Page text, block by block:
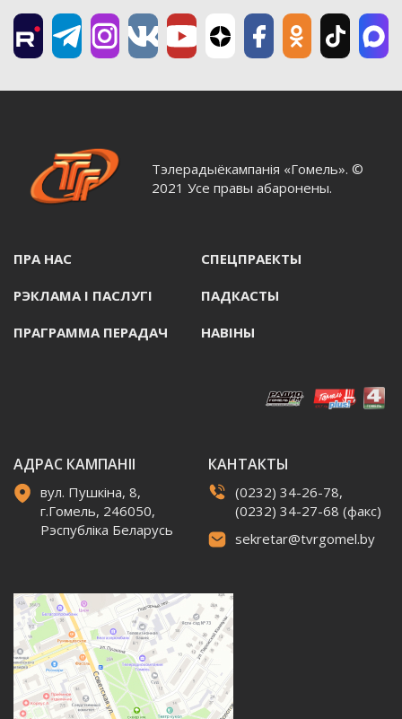
Тэлерадыёкампанія «Гомель». ©
2021 Усе правы абаронены.
ПРА НАС СПЕЦПРАЕКТЫ
РЭКЛАМА I ПАСЛУГI ПАДКАСТЫ
ПРАГРАММА ПЕРАДАЧ НАВIНЫ
АДРАС КАМПАНІІ
вул. Пушкіна, 8,
г.Гомель, 246050,
Рэспубліка Беларусь
КАНТАКТЫ
(0232) 34-26-78,
(0232) 34-27-68 (факс)
sekretar@tvrgomel.by